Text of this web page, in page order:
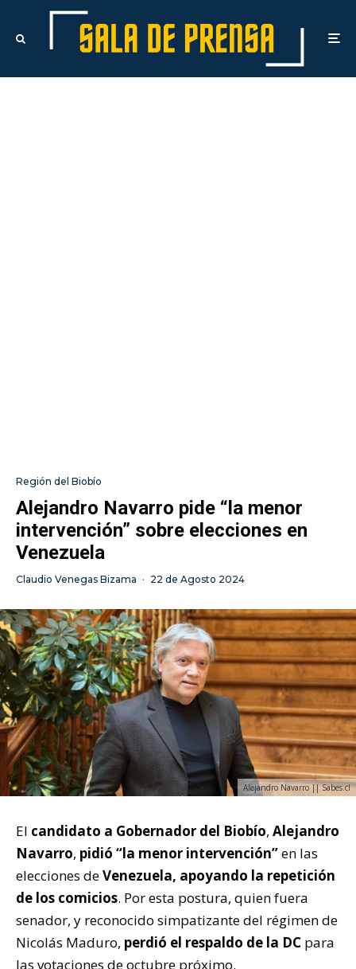
Región del Biobío
Alejandro Navarro pide “la menor
intervención” sobre elecciones en
Venezuela
Claudio Venegas Bizama · 22 de Agosto 2024
Alejandro Navarro || Sabes.cl
El candidato a Gobernador del Biobío, Alejandro
Navarro, pidió “la menor intervención”en las
elecciones deVenezuela, apoyando la repetición
de los comicios. Por esta postura, quien fuera
senador, y reconocido simpatizante del régimen de
Nicolás Maduro, perdió el respaldo de la DC para
las votaciones de octubre próximo.